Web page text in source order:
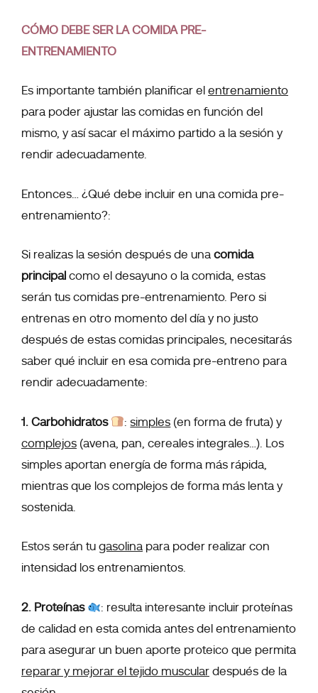
CÓMO DEBE SER LA COMIDA PRE-
ENTRENAMIENTO
Es importante también planificar el entrenamiento
para poder ajustar las comidas en función del
mismo, y así sacar el máximo partido a la sesión y
rendir adecuadamente.
Entonces… ¿Qué debe incluir en una comida pre-
entrenamiento?:
Si realizas la sesión después de una comida
principal como el desayuno o la comida, estas
serán tus comidas pre-entrenamiento. Pero si
entrenas en otro momento del día y no justo
después de estas comidas principales, necesitarás
saber qué incluir en esa comida pre-entreno para
rendir adecuadamente:
1. Carbohidratos :simples (en forma de fruta) y
complejos (avena, pan, cereales integrales…). Los
simples aportan energía de forma más rápida,
mientras que los complejos de forma más lenta y
sostenida.
Estos serán tu gasolina para poder realizar con
intensidad los entrenamientos.
2. Proteínas
: resulta interesante incluir proteínas
de calidad en esta comida antes del entrenamiento
para asegurar un buen aporte proteico que permita
reparar y mejorar el tejido muscular después de la